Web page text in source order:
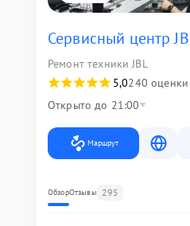
Сервисный центр
Ремонт техники JBL
5,0240 оценки
Открыто до 21:00
Маршрут
ОбзорОтзывы 295